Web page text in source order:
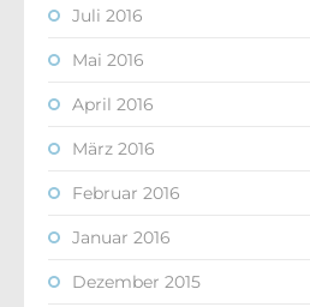
Juli 2016
Mai 2016
April 2016
März 2016
Februar 2016
Januar 2016
Dezember 2015